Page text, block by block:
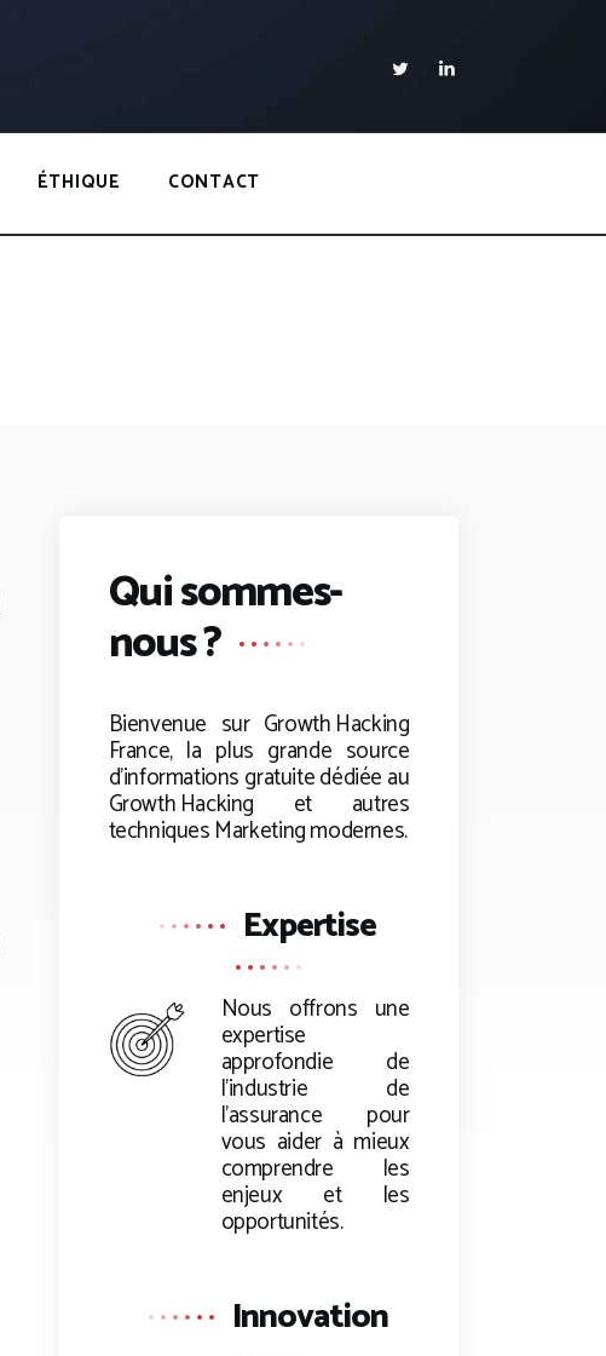
ÉTHIQUE CONTACT
Qui sommes-
nous ?
Bienvenue sur Growth Hacking
France, la plus grande source
d’informations gratuite dédiée au
Growth Hacking et autres
techniques Marketing modernes.
Expertise
Nous offrons une
expertise
approfondie de
l’industrie de
l’assurance pour
vous aider à mieux
comprendre les
enjeux et les
opportunités.
Innovation